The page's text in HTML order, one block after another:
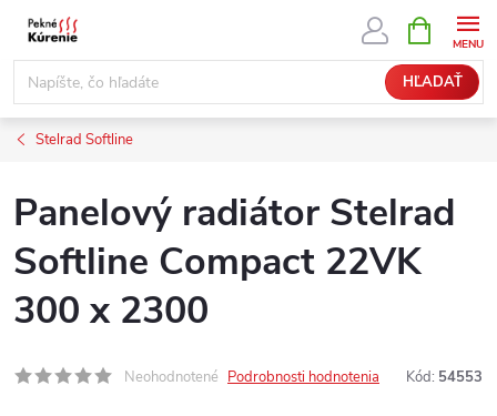
Prejsť
obsah
HĽADAŤ
KOŠÍK
Stelrad Softline
Panelový radiátor Stelrad
Softline Compact 22VK
300 x 2300
Neohodnotené Podrobnosti hodnotenia Kód: 54553